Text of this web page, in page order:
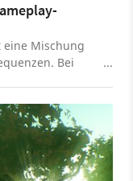
eine Mischung
Bei
das
Tiere, Planeten
Galaxie.
es bei der